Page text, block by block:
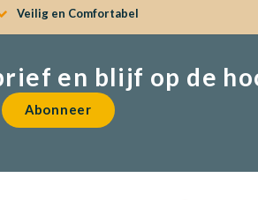
Veilig en Comfortabel
en blijf op de
Abonneer